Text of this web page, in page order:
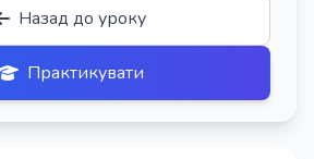
Назад до уроку
Практикувати